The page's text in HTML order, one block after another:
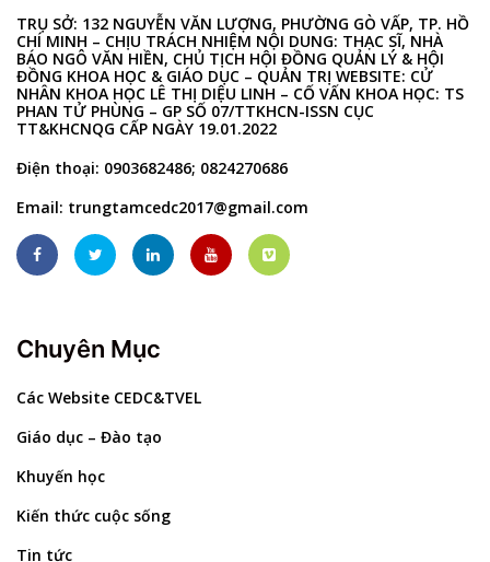
TRỤ SỞ: 132 NGUYỄN VĂN LƯỢNG, PHƯỜNG GÒ VẤP, TP. HỒ
CHÍ MINH – CHỊU TRÁCH NHIỆM NỘI DUNG: THẠC SĨ, NHÀ
BÁO NGÔ VĂN HIỀN, CHỦ TỊCH HỘI ĐỒNG QUẢN LÝ & HỘI
ĐỒNG KHOA HỌC & GIÁO DỤC – QUẢN TRỊ WEBSITE: CỬ
NHÂN KHOA HỌC LÊ THỊ DIỆU LINH – CỐ VẤN KHOA HỌC: TS
PHAN TỬ PHÙNG – GP SỐ 07/TTKHCN-ISSN CỤC
TT&KHCNQG CẤP NGÀY 19.01.2022
Điện thoại: 0903682486; 0824270686
Email: trungtamcedc2017@gmail.com
Chuyên Mục
Các Website CEDC&TVEL
Giáo dục – Đào tạo
Khuyến học
Kiến thức cuộc sống
Tin tức